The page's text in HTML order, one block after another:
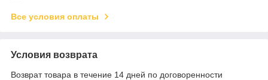
Все условия оплаты
Условия возврата
Возврат товара в течение 14 дней по договоренности